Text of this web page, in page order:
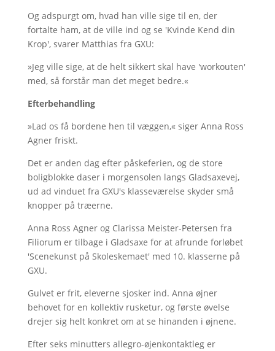
Og adspurgt om, hvad han ville sige til en, der
fortalte ham, at de ville ind og se 'Kvinde Kend din
Krop', svarer Matthias fra GXU:
»Jeg ville sige, at de helt sikkert skal have 'workouten'
med, så forstår man det meget bedre.«
Efterbehandling
»Lad os få bordene hen til væggen,« siger Anna Ross
Agner friskt.
Det er anden dag efter påskeferien, og de store
boligblokke daser i morgensolen langs Gladsaxevej,
ud ad vinduet fra GXU's klasseværelse skyder små
knopper på træerne.
Anna Ross Agner og Clarissa Meister-Petersen fra
Filiorum er tilbage i Gladsaxe for at afrunde forløbet
'Scenekunst på Skoleskemaet' med 10. klasserne på
GXU.
Gulvet er frit, eleverne sjosker ind. Anna øjner
behovet for en kollektiv rusketur, og første øvelse
drejer sig helt konkret om at se hinanden i øjnene.
Efter seks minutters allegro-øjenkontaktleg er